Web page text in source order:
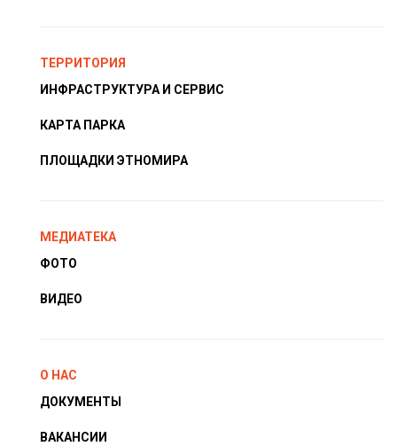
ТЕРРИТОРИЯ
ИНФРАСТРУКТУРА И СЕРВИС
КАРТА ПАРКА
ПЛОЩАДКИ ЭТНОМИРА
МЕДИАТЕКА
ФОТО
ВИДЕО
О НАС
ДОКУМЕНТЫ
ВАКАНСИИ